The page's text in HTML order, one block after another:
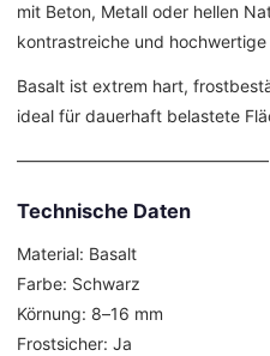
mit Beton, Metall oder hellen
kontrastreiche und
Basalt ist extrem hart,
ideal für dauerhaft belastete
––––––––––––––––––––––––––––––
Technische Daten
Material: Basalt
Farbe: Schwarz
Körnung: 8–16 mm
Frostsicher: Ja